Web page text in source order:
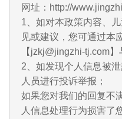
网址：http://
1、如对本政策内容、
见或建议，您可通过本
【jzkj@jingzhi-tj.com】
2、如发现个人信息被
人员进行投诉举报；
如果您对我们的回复不
人信息处理行为损害了